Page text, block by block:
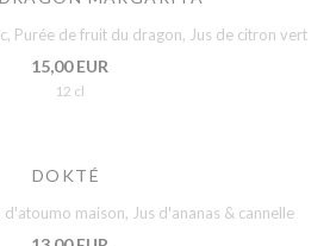
Purée de fruit du dragon, Jus de citron vert
15,00 EUR
12 cl
DOKTÉ
maison, Jus d'ananas & cannelle